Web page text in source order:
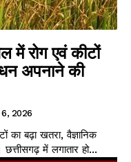
में रोग एवं कीटों
अपनाने की
2026
का बढ़ा खतरा, वैज्ञानिक
में लगातार हो...